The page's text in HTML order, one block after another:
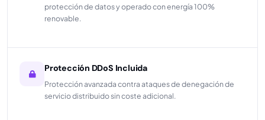
protección de datos y operado con energía 100%
renovable.
Protección DDoS Incluida
Protección avanzada contra ataques de denegación de
servicio distribuido sin coste adicional.